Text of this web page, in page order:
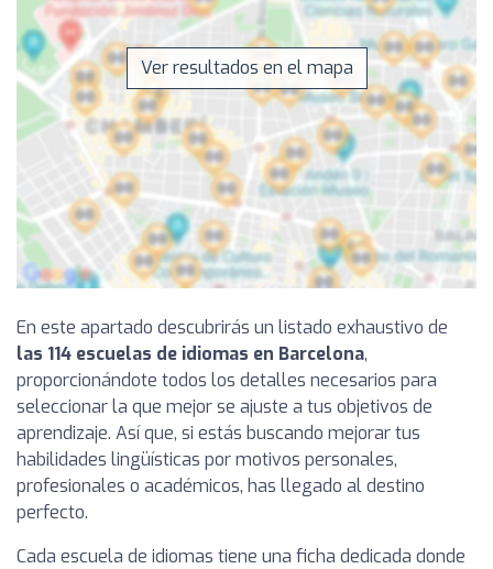
Ver resultados en el mapa
En este apartado descubrirás un listado exhaustivo de
las 114 escuelas de idiomas en Barcelona,
proporcionándote todos los detalles necesarios para
seleccionar la que mejor se ajuste a tus objetivos de
aprendizaje. Así que, si estás buscando mejorar tus
habilidades lingüísticas por motivos personales,
profesionales o académicos, has llegado al destino
perfecto.
Cada escuela de idiomas tiene una ficha dedicada donde